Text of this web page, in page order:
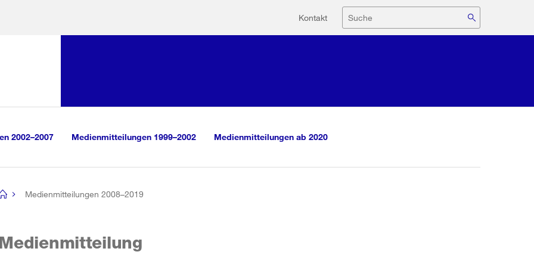
Hilfsnavigation
Kontakt Suche
2002–2007 Medienmitteilungen 1999–2002 Medienmitteilungen ab 2020
Medienmitteilungen 2008–2019